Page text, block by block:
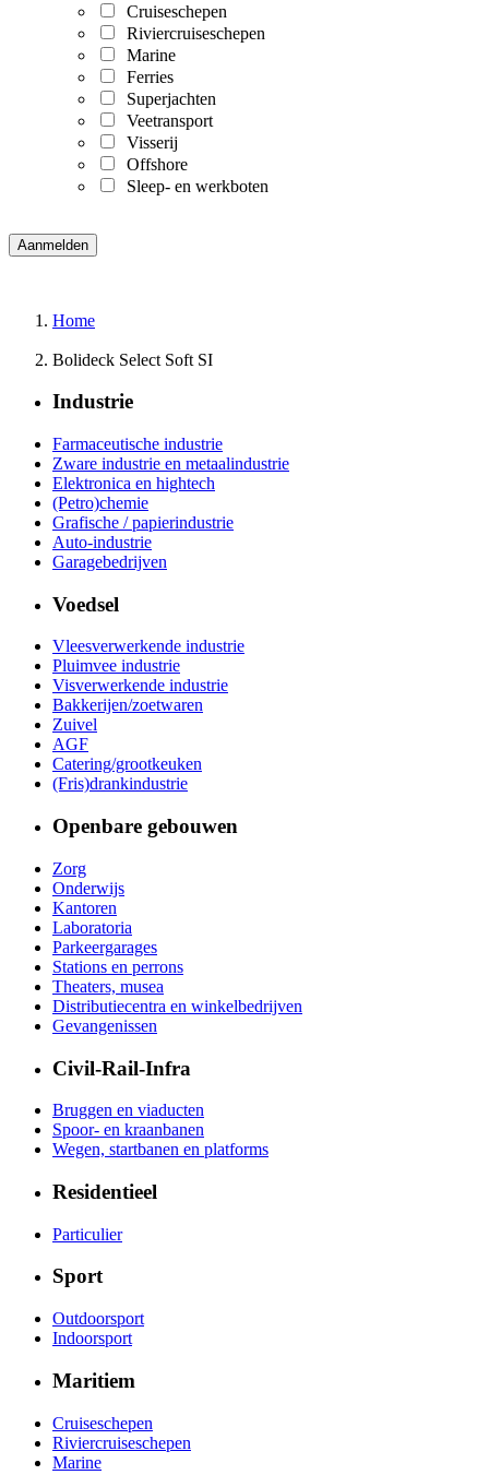
Cruiseschepen
Riviercruiseschepen
Marine
Ferries
Superjachten
Veetransport
Visserij
Offshore
Sleep- en werkboten
Home
Bolideck Select Soft SI
Industrie
Farmaceutische industrie
Zware industrie en metaalindustrie
Elektronica en hightech
(Petro)chemie
Grafische / papierindustrie
Auto-industrie
Garagebedrijven
Voedsel
Vleesverwerkende industrie
Pluimvee industrie
Visverwerkende industrie
Bakkerijen/zoetwaren
Zuivel
AGF
Catering/grootkeuken
(Fris)drankindustrie
Openbare gebouwen
Zorg
Onderwijs
Kantoren
Laboratoria
Parkeergarages
Stations en perrons
Theaters, musea
Distributiecentra en winkelbedrijven
Gevangenissen
Civil-Rail-Infra
Bruggen en viaducten
Spoor- en kraanbanen
Wegen, startbanen en platforms
Residentieel
Particulier
Sport
Outdoorsport
Indoorsport
Maritiem
Cruiseschepen
Riviercruiseschepen
Marine